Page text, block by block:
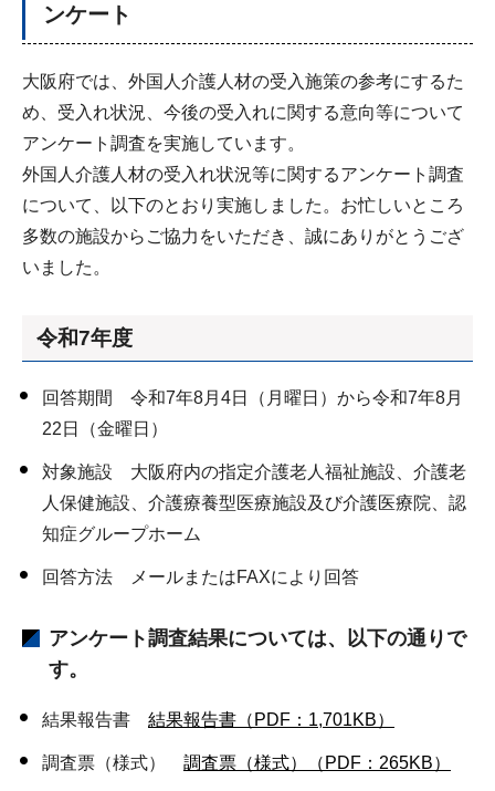
ンケート
大阪府では、外国人介護人材の受入施策の参考にするた
め、受入れ状況、今後の受入れに関する意向等について
アンケート調査を実施しています。
外国人介護人材の受入れ状況等に関するアンケート調査
について、以下のとおり実施しました。お忙しいところ
多数の施設からご協力をいただき、誠にありがとうござ
いました。
令和7年度
回答期間 令和7年8月4日（月曜日）から令和7年8月
22日（金曜日）
対象施設 大阪府内の指定介護老人福祉施設、介護老
人保健施設、介護療養型医療施設及び介護医療院、認
知症グループホーム
回答方法 メールまたはFAXにより回答
アンケート調査結果については、以下の通りで
す。
結果報告書 結果報告書（PDF：1,701KB）
調査票（様式） 調査票（様式）（PDF：265KB）